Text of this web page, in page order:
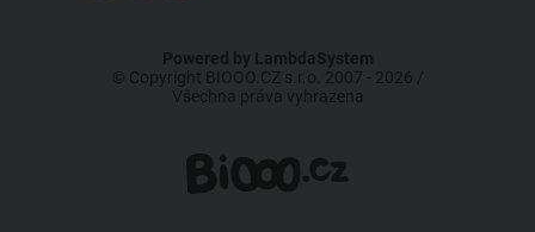
Powered by LambdaSystem
© Copyright BIOOO.CZ s.r.o. 2007 - 2026 /
Všechna práva vyhrazena